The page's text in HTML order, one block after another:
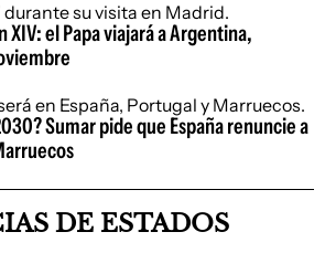
XIV: el Papa viajará a Argentina,
Sumar pide que España renuncie a
DE ESTADOS